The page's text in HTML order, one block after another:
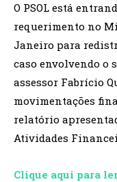
O PSOL está
requerimento no
Janeiro para
caso envolvendo o
assessor Fabrício
movimentações
relatório
Atividades
Clique aqui para